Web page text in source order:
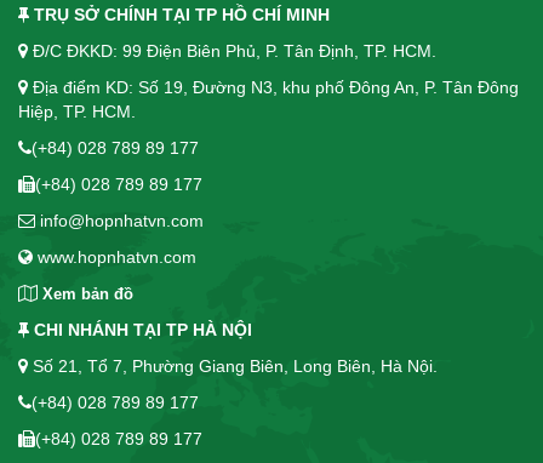
TRỤ SỞ CHÍNH TẠI TP HỒ CHÍ MINH
Đ/C ĐKKD: 99 Điện Biên Phủ, P. Tân Định, TP. HCM.
Địa điểm KD: Số 19, Đường N3, khu phố Đông An, P. Tân Đông
Hiệp, TP. HCM.
(+84) 028 789 89 177
(+84) 028 789 89 177
info@hopnhatvn.com
www.hopnhatvn.com
Xem bản đồ
CHI NHÁNH TẠI TP HÀ NỘI
Số 21, Tổ 7, Phường Giang Biên, Long Biên, Hà Nội.
(+84) 028 789 89 177
(+84) 028 789 89 177